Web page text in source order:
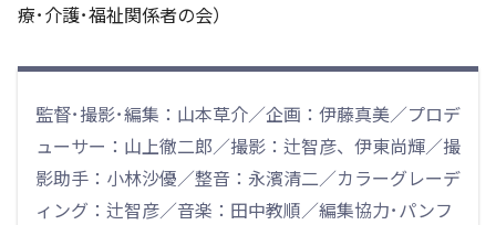
療･介護･福祉関係者の会）
監督･撮影･編集：山本草介／企画：伊藤真美／プロデ
ューサー：山上徹二郎／撮影：辻智彦、伊東尚輝／撮
影助手：小林沙優／整音：永濱清二／カラーグレーデ
ィング：辻智彦／音楽：田中教順／編集協力･パンフ